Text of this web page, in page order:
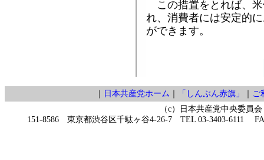
この措置をとれば、
れ、消費者には安定的
ができます。
日本共産党ホーム 「しんぶん赤旗」
ご
（c）日本共産党中央委員会
151-8586 東京都渋谷区千駄ヶ谷4-26-7 TEL 03-3403-6111